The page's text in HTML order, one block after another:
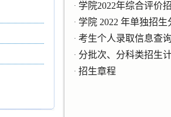
· 学院2022年综合评价
· 学院 2022 年单独招
· 考生个人录取信息查
· 分批次、分科类招生
· 招生章程